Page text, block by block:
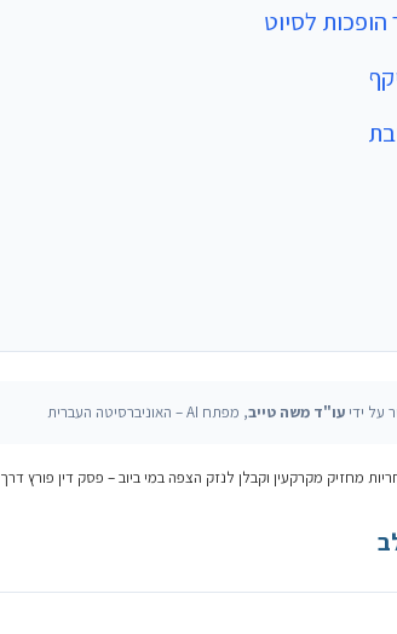
לסיוט
על ידי עו"ד משה טייב, מפתח AI – האוניברסיטה העברית
מחזיק מקרקעין וקבלן לנזק הצפה במי ביוב – פסק דין פורץ דרך